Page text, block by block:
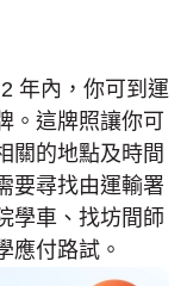
年內，你可到運
。這牌照讓你可
關的地點及時間
要尋找由運輸署
學車、找坊間師
應付路試。